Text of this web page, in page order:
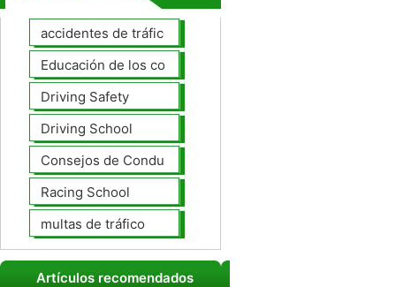
accidentes de tráfico
Educación de los conductores
Driving Safety
Driving School
Consejos de Conducción
Racing School
multas de tráfico
Artículos recomendados